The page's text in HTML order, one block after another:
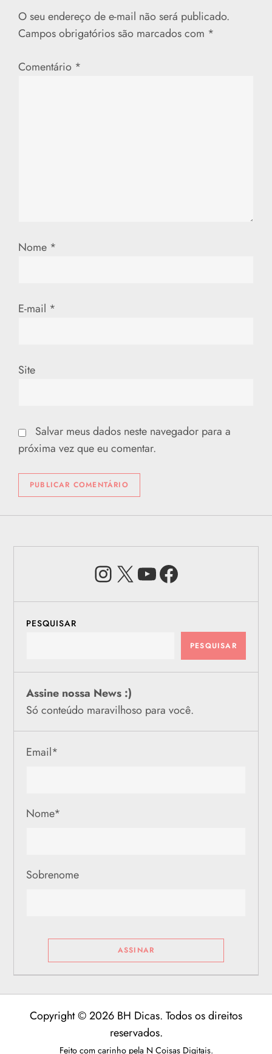
d
e
O seu endereço de e-mail não será publicado.
Campos obrigatórios são marcados com *
Comentário *
Nome *
E-mail *
Site
Salvar meus dados neste navegador para a
próxima vez que eu comentar.
Instagram
X Youtube
PESQUISAR
PESQUISAR
Assine nossa News :)
Só conteúdo maravilhoso para você.
Email*
Nome*
Sobrenome
Copyright © 2026 BH Dicas. Todos os direitos
reservados.
Feito com carinho pela N Coisas Digitais.